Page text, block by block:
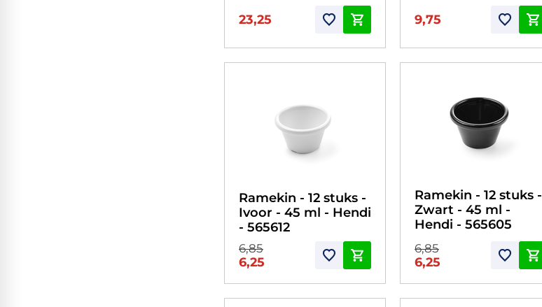
23,25 9,75
Ramekin - 12 stuks -
Ivoor - 45 ml - Hendi
- 565612
6,85
6,25
Ramekin - 12 stuks -
Zwart - 45 ml -
Hendi - 565605
6,85
6,25